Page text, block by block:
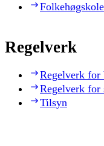
Folkehøgskole
Regelverk
Regelverk for
Regelverk
Tilsyn